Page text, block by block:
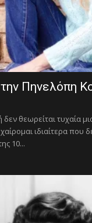
Πηνελόπη
θεωρείται τυχαία
ιδιαίτερα που
10...